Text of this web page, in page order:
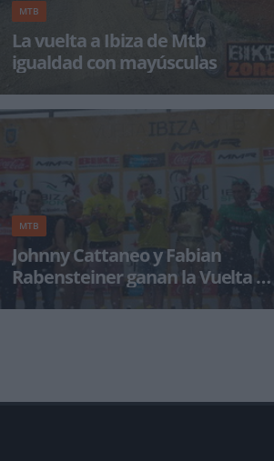
MTB
La vuelta a Ibiza de Mtb
igualdad con mayúsculas
Ya han pasado semanas desde La Vuelta a Ibiza
de Mtb y pocas muy pocas han sido las
MTB
Johnny Cattaneo y Fabian
Rabensteiner ganan la Vuelta a
Pablo Rodriguez fue el primero en cruzar la